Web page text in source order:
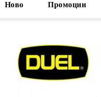
Ново Промоции